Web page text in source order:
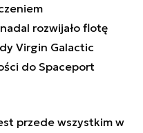
rozwijało flotę
Virgin Galactic
do Spaceport
przede wszystkim w